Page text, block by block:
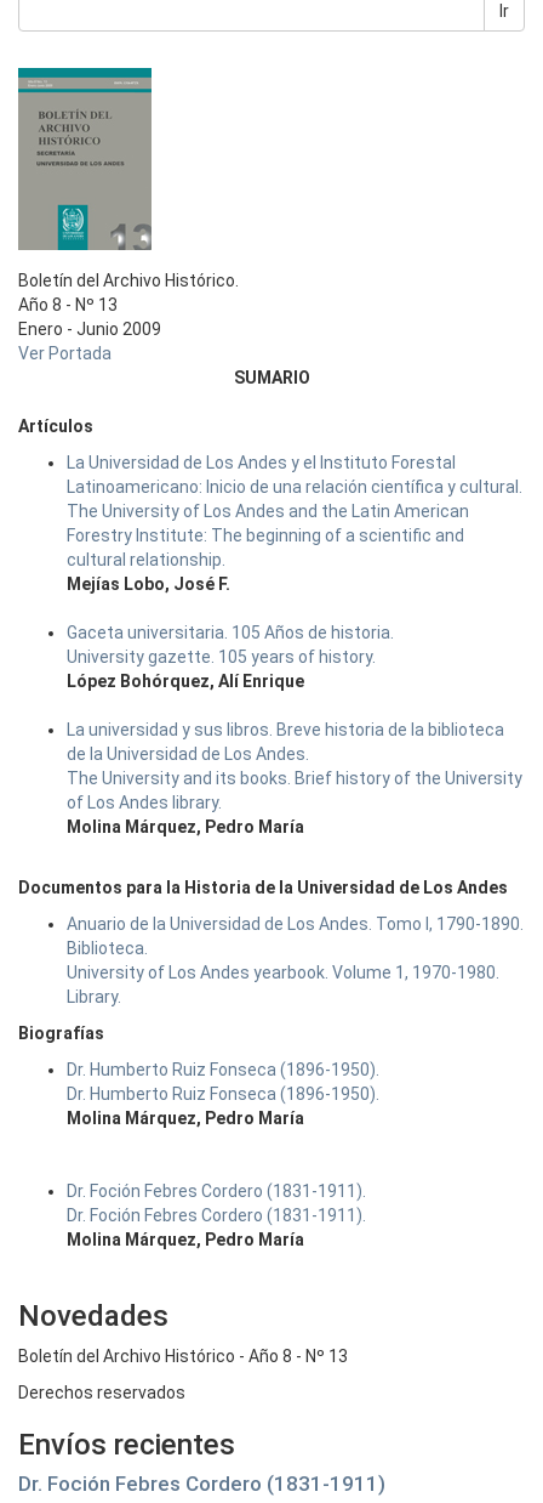
Ir
Boletín del Archivo Histórico.
Año 8 - Nº 13
Enero - Junio 2009
Ver Portada
SUMARIO
Artículos
La Universidad de Los Andes y el Instituto Forestal
Latinoamericano: Inicio de una relación científica y cultural.
The University of Los Andes and the Latin American
Forestry Institute: The beginning of a scientific and
cultural relationship.
Mejías Lobo, José F.
Gaceta universitaria. 105 Años de historia.
University gazette. 105 years of history.
López Bohórquez, Alí Enrique
La universidad y sus libros. Breve historia de la biblioteca
de la Universidad de Los Andes.
The University and its books. Brief history of the University
of Los Andes library.
Molina Márquez, Pedro María
Documentos para la Historia de la Universidad de Los Andes
Anuario de la Universidad de Los Andes. Tomo I, 1790-1890.
Biblioteca.
University of Los Andes yearbook. Volume 1, 1970-1980.
Library.
Biografías
Dr. Humberto Ruiz Fonseca (1896-1950).
Dr. Humberto Ruiz Fonseca (1896-1950).
Molina Márquez, Pedro María
Dr. Foción Febres Cordero (1831-1911).
Dr. Foción Febres Cordero (1831-1911).
Molina Márquez, Pedro María
Novedades
Boletín del Archivo Histórico - Año 8 - Nº 13
Derechos reservados
Envíos recientes
Dr. Foción Febres Cordero (1831-1911)